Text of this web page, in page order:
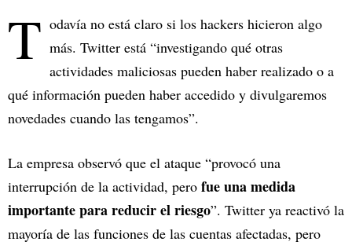
T odavía no está claro si los hackers hicieron algo
más. Twitter está “investigando qué otras
actividades maliciosas pueden haber realizado o a
qué información pueden haber accedido y divulgaremos
novedades cuando las tengamos”.
La empresa observó que el ataque “provocó una
interrupción de la actividad, pero fue una medida
importante para reducir el riesgo”. Twitter ya reactivó la
mayoría de las funciones de las cuentas afectadas, pero